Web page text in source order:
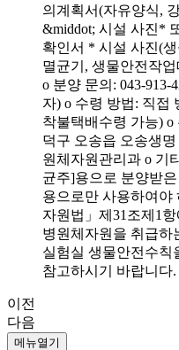
의계획서(자유양식,
&middot; 시설 사진*
확인서 * 시설 사진(
멸균기, 생물안전작
o 분양 문의: 043-913-
자) o 수령 방법: 직접
착불택배수령 가능) o
덕구 오송읍 오송생
원체자원관리과 o 기
균주]용으로 분양받
용으로만 사용하여야
자원법」제31조제1
병원체자원을 취급하
실험실 생물안전수칙
참고하시기 바랍니다.
이전
다음
메뉴열기